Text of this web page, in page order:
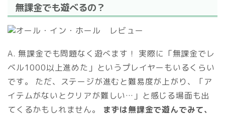
無課金でも遊べるの？
A. 無課金でも問題なく遊べます！ 実際に「無課金でレ
ベル1000以上進めた」というプレイヤーもいるくらい
です。 ただ、ステージが進むと難易度が上がり、「ア
イテムがないとクリアが難しい…」と感じる場面も出
てくるかもしれません。
まずは無課金で遊んでみて、